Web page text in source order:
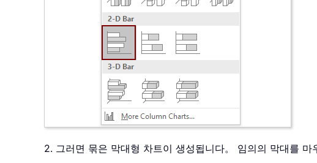
2. 그러면 묶은 막대형 차트이 생성됩니다。 임의의 막대를 마